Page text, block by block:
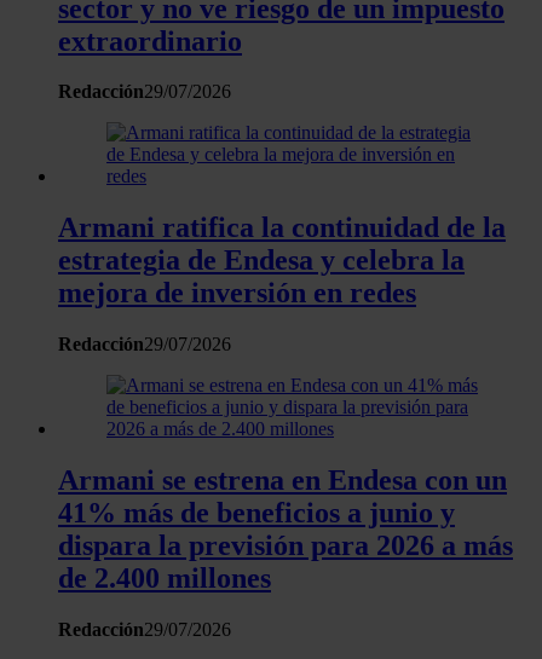
el contenido y los anuncios, ofrecer funciones de redes
sociales y analizar el tráfico. Además, compartimos
información sobre el uso que haga del sitio web con
web, quienes pueden combinarla con otra información
que les haya proporcionado o que hayan recopilado a
sector y no ve riesgo de un impuesto
extraordinario
Redacción29/07/2026
Armani ratifica la continuidad de la
estrategia de Endesa y celebra la
mejora de inversión en redes
Redacción29/07/2026
Armani se estrena en Endesa con un
41% más de beneficios a junio y
dispara la previsión para 2026 a más
de 2.400 millones
Redacción29/07/2026